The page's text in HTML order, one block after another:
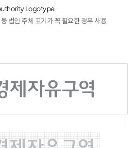
Logotype
법인 주체 표기가 꼭 필요한 경우 사용